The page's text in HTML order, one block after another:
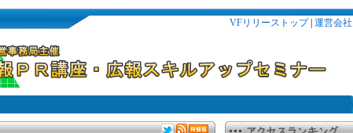
VFリリーストップ| 運営会社